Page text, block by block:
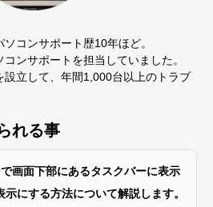
コンサポート歴10年ほど。
ンサポートを担当していました。
立して、年間1,000台以上のトラブ
れる事
画面下部にあるタスクバーに表示
にする方法について解説します。